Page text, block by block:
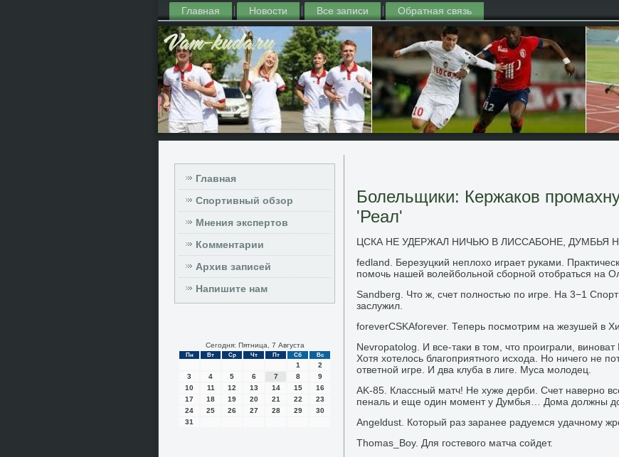
Главная Новости Все записи Обратная связь
Главная
Спортивный обзор
Мнения экспертов
Комментарии
Архив записей
Напишите нам
Сегодня: Пятница, 7 Августа
Пн Вт Ср Чт Пт Сб Вс
1
2
3
4 5 6 7 8
9
10
11 12 13 14 15
16
17
18 19 20 21 22
23
24
25 26 27 28 29
30
31
Болельщики: Кержаков
'Реал'
ЦСКА НЕ УДЕРЖАЛ НИЧЬЮ В ЛИССАБОНЕ, ДУМБЬЯ
fedland. Березуцкий неплохо играет руками.
помочь нашей волейбольной сборной отобраться на
Sandberg. Что ж, счет полностью по игре. На 3−1
заслужил.
foreverCSKAforever. Теперь посмотрим на жезушей в
Nevropatolog. И все-таки в том, что проиграли,
Хотя хотелось благоприятного исхода. Но ничего не
ответной игре. И два клуба в лиге. Муса молодец.
AK-85. Классный матч! Не хуже дерби. Счет наверно
пеналь и еще один момент у Думбья… Дома должны
Angeldust. Который раз заранее радуемся удачному
Thomas_Boy. Для гостевого матча сойдет.